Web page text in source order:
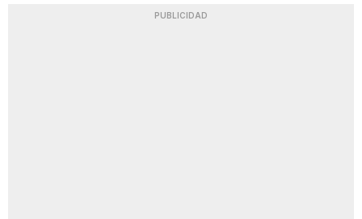
PUBLICIDAD